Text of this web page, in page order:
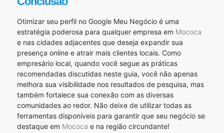
Otimizar seu perfil no Google Meu Negócio é uma
estratégia poderosa para qualquer empresa em Mococa
e nas cidades adjacentes que deseja expandir sua
presença online e atrair mais clientes locais. Como
empresário local, quando você segue as práticas
recomendadas discutidas neste guia, você não apenas
melhora sua visibilidade nos resultados de pesquisa, mas
também fortalece sua conexão com as diversas
comunidades ao redor. Não deixe de utilizar todas as
ferramentas disponíveis para garantir que seu negócio se
destaque em Mococa e na região circundante!